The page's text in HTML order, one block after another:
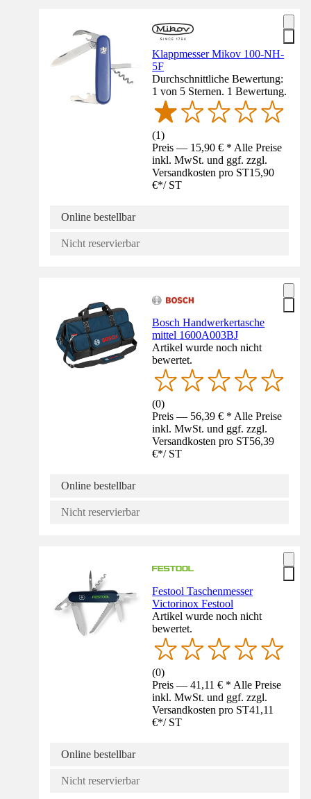
Klappmesser Mikov 100-NH-
5F
Durchschnittliche Bewertung:
1 von 5 Sternen. 1 Bewertung.
(1)
Preis — 15,90 € * Alle Preise
inkl. MwSt. und ggf. zzgl.
Versandkosten pro ST15,90
€*/ ST
Online bestellbar
Nicht reservierbar
Bosch Handwerkertasche
mittel 1600A003BJ
Artikel wurde noch nicht
bewertet.
(0)
Preis — 56,39 € * Alle Preise
inkl. MwSt. und ggf. zzgl.
Versandkosten pro ST56,39
€*/ ST
Online bestellbar
Nicht reservierbar
Festool Taschenmesser
Victorinox Festool
Artikel wurde noch nicht
bewertet.
(0)
Preis — 41,11 € * Alle Preise
inkl. MwSt. und ggf. zzgl.
Versandkosten pro ST41,11
€*/ ST
Online bestellbar
Nicht reservierbar